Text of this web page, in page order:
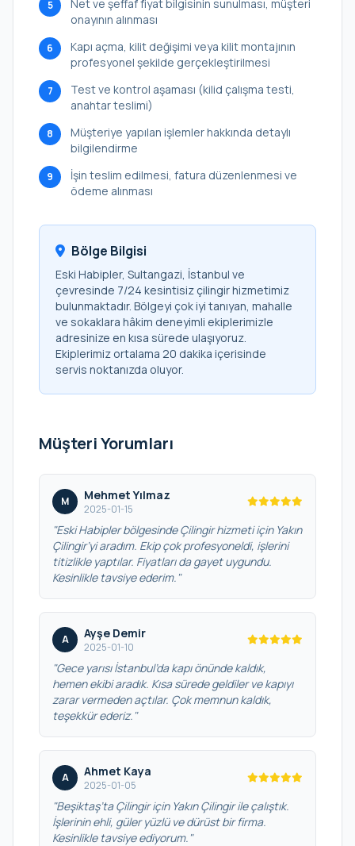
5
Net ve şeffaf fiyat bilgisinin sunulması, müşteri
onayının alınması
6
Kapı açma, kilit değişimi veya kilit montajının
profesyonel şekilde gerçekleştirilmesi
7
Test ve kontrol aşaması (kilid çalışma testi,
anahtar teslimi)
8
Müşteriye yapılan işlemler hakkında detaylı
bilgilendirme
9
İşin teslim edilmesi, fatura düzenlenmesi ve
ödeme alınması
Bölge Bilgisi
Eski Habipler, Sultangazi, İstanbul ve
çevresinde 7/24 kesintisiz çilingir hizmetimiz
bulunmaktadır. Bölgeyi çok iyi tanıyan, mahalle
ve sokaklara hâkim deneyimli ekiplerimizle
adresinize en kısa sürede ulaşıyoruz.
Ekiplerimiz ortalama 20 dakika içerisinde
servis noktanızda oluyor.
Müşteri Yorumları
M Mehmet Yılmaz
2025-01-15
"Eski Habipler bölgesinde Çilingir hizmeti için Yakın
Çilingir’yi aradım. Ekip çok profesyoneldi, işlerini
titizlikle yaptılar. Fiyatları da gayet uygundu.
Kesinlikle tavsiye ederim."
A Ayşe Demir
2025-01-10
"Gece yarısı İstanbul’da kapı önünde kaldık,
hemen ekibi aradık. Kısa sürede geldiler ve kapıyı
zarar vermeden açtılar. Çok memnun kaldık,
teşekkür ederiz."
A Ahmet Kaya
2025-01-05
"Beşiktaş’ta Çilingir için Yakın Çilingir ile çalıştık.
İşlerinin ehli, güler yüzlü ve dürüst bir firma.
Kesinlikle tavsiye ediyorum."